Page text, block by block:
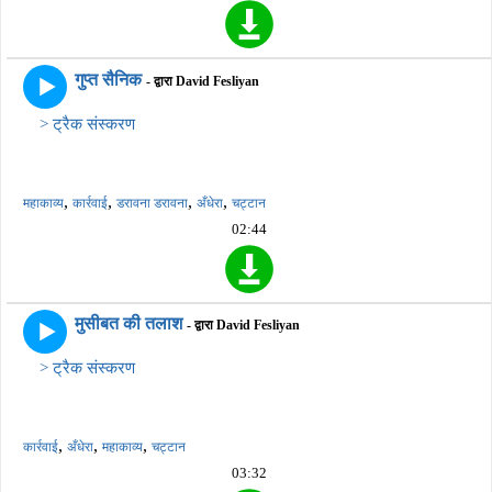
गुप्त सैनिक - द्वारा David Fesliyan
> ट्रैक संस्करण
महाकाव्य, कार्रवाई, डरावना डरावना, अँधेरा, चट्टान
02:44
मुसीबत की तलाश - द्वारा David Fesliyan
> ट्रैक संस्करण
कार्रवाई, अँधेरा, महाकाव्य, चट्टान
03:32